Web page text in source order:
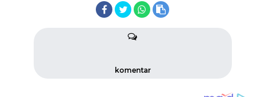
komentar